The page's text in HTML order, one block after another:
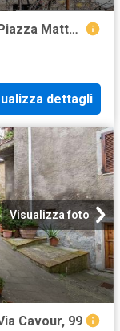
Appartamento in vendita di 75 m² in Piazza Matteotti, 10
dettagli
Visualizza foto
Cavour, 99